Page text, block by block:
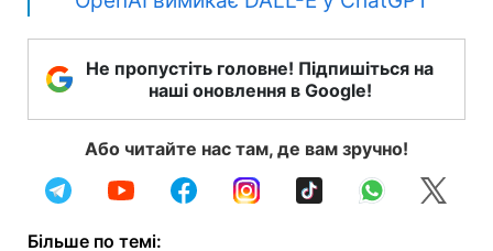
Не пропустіть головне! Підпишіться на
наші оновлення в Google!
Або читайте нас там, де вам зручно!
Більше по темі: